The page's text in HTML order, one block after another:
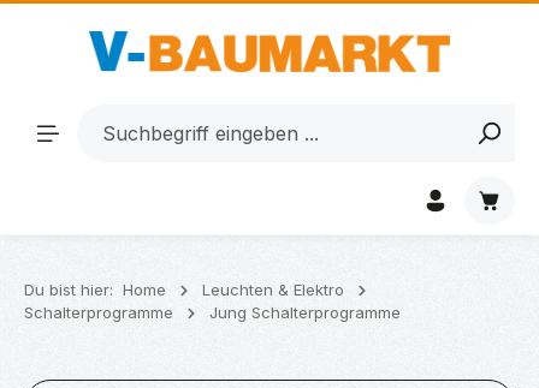
Zum Hauptinhalt springen
Du bist hier: Home
Leuchten & Elektro
Schalterprogramme
Jung Schalterprogramme